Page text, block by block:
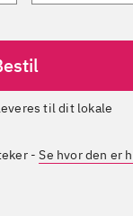
-Se hvor den er